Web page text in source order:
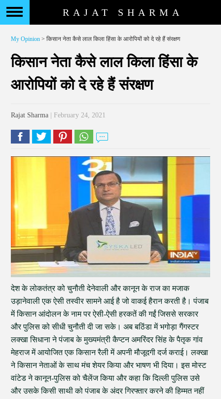
RAJAT SHARMA
My Opinion > किसान नेता कैसे लाल किला हिंसा के आरोपियों को दे रहे हैं संरक्षण
किसान नेता कैसे लाल किला हिंसा के
आरोपियों को दे रहे हैं संरक्षण
Rajat Sharma | February 24, 2021
देश के लोकतंत्र को चुनौती देनेवाली और कानून के राज का मजाक
उड़ानेवाली एक ऐसी तस्वीर सामने आई है जो वाकई हैरान करती है। पंजाब
में किसान आंदोलन के नाम पर ऐसी-ऐसी हरकतें की गईं जिससे सरकार
और पुलिस को सीधी चुनौती दी जा सके। अब बठिंडा में भगोड़ा गैंगस्टर
लक्खा सिधाना ने पंजाब के मुख्यमंत्री कैप्टन अमरिंदर सिंह के पैतृक गांव
मेहराज में आयोजित एक किसान रैली में अपनी मौजूदगी दर्ज कराई। लक्खा
ने किसान नेताओं के साथ मंच शेयर किया और भाषण भी दिया। इस मोस्ट
वांटेड ने कानून-पुलिस को चैलेंज किया और कहा कि दिल्ली पुलिस उसे
और उसके किसी साथी को पंजाब के अंदर गिरफ्तार करने की हिम्मत नहीं